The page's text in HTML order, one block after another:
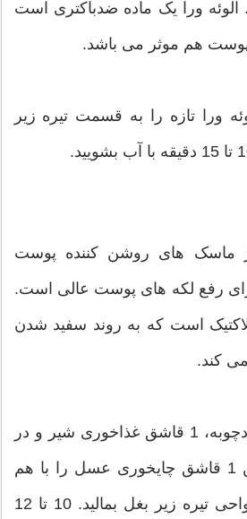
ورا یک ماده ضدباکتری است
پوست هم موثر می باشد.
ورا تازه را به قسمت تیره زیر
ماسک های روشن کننده پوست
رفع لکه های پوست عالی است.
است که به روند سفید شدن
کند.
1 قاشق چایخوری زردچوبه، 1 قاشق غذاخوری شیر و در
صورت دوست داشتن 1 قاشق چایخوری عسل را با هم
مخلوط نموده و به نواحی تیره زیر بغل بمالید. 10 تا 12